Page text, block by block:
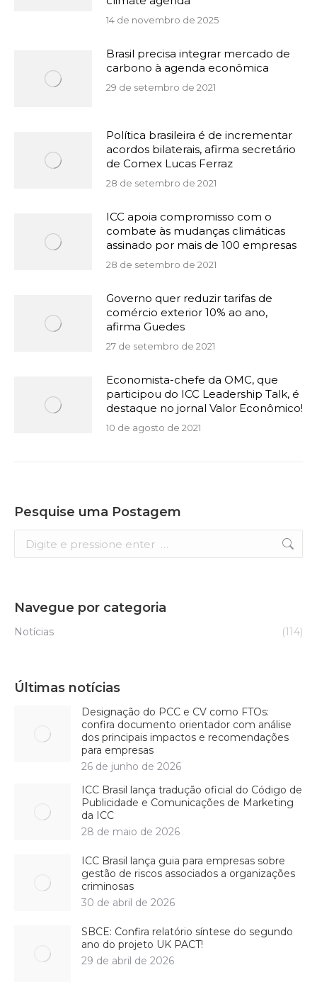
14 de novembro de 2025
Brasil precisa integrar mercado de
carbono à agenda econômica
29 de setembro de 2021
Política brasileira é de incrementar
acordos bilaterais, afirma secretário
de Comex Lucas Ferraz
28 de setembro de 2021
ICC apoia compromisso com o
combate às mudanças climáticas
assinado por mais de 100 empresas
28 de setembro de 2021
Governo quer reduzir tarifas de
comércio exterior 10% ao ano,
afirma Guedes
27 de setembro de 2021
Economista-chefe da OMC, que
participou do ICC Leadership Talk, é
destaque no jornal Valor Econômico!
10 de agosto de 2021
Pesquise uma Postagem
Navegue por categoria
Notícias (114)
Últimas notícias
Designação do PCC e CV como FTOs:
confira documento orientador com análise
dos principais impactos e recomendações
para empresas
26 de junho de 2026
ICC Brasil lança tradução oficial do Código de
Publicidade e Comunicações de Marketing
da ICC
28 de maio de 2026
ICC Brasil lança guia para empresas sobre
gestão de riscos associados a organizações
criminosas
30 de abril de 2026
SBCE: Confira relatório síntese do segundo
ano do projeto UK PACT!
29 de abril de 2026